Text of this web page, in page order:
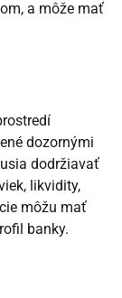
a môže mať
dozornými
dodržiavať
likvidity,
môžu mať
banky.